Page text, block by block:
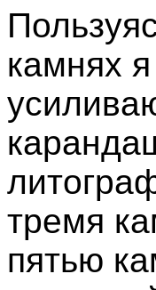
камнях
тремя
пятью